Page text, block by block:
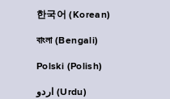
한국어 (Korean)
বাংলা (Bengali)
Polski (Polish)
اردو (Urdu)